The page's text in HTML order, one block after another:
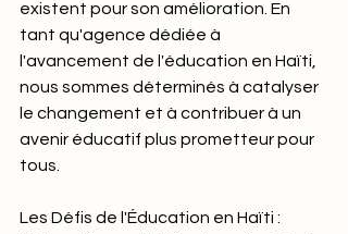
existent pour son amélioration. En
tant qu'agence dédiée à
l'avancement de l'éducation en Haïti,
nous sommes déterminés à catalyser
le changement et à contribuer à un
avenir éducatif plus prometteur pour
tous.
Les Défis de l'Éducation en Haïti :